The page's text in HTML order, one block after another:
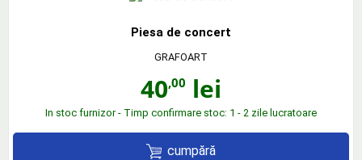
Piesa de concert
GRAFOART
40,00 lei
In stoc furnizor - Timp confirmare stoc: 1 - 2 zile lucratoare
cumpără